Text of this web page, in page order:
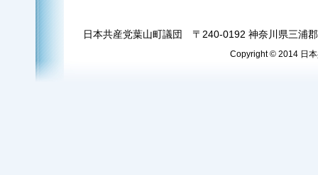
日本共産党葉山町議団 〒240-0192 神奈川県三浦
Copyright © 2014 日